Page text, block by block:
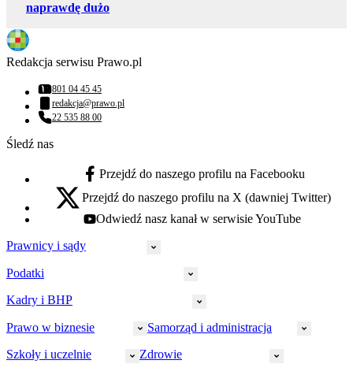
naprawdę dużo
Redakcja serwisu Prawo.pl
Numer telefonu:
801 04 45 45
Adres email:
redakcja@prawo.pl
Numer telefonu:
22 535 88 00
Śledź nas
facebook - otwiera się w nowej karcie
Przejdź do naszego profilu na Facebooku
x - otwiera się w nowej karcie
Przejdź do naszego profilu na X (dawniej Twitter)
youtube - otwiera się w nowej karcie
Odwiedź nasz kanał w serwisie YouTube
Prawnicy i sądy
Prawnicy
Policja
Strefa aplikanta
Podatki
CIT
Akcyza
Kadry i BHP
HR
Prawo w biznesie Samorząd i administracja
Szkoły i uczelnie Zdrowie